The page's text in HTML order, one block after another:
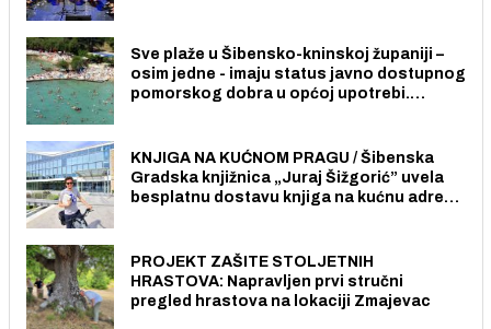
Sve plaže u Šibensko-kninskoj županiji –
osim jedne - imaju status javno dostupnog
pomorskog dobra u općoj upotrebi.
KNJIGA NA KUĆNOM PRAGU / Šibenska
Gradska knjižnica „Juraj Šižgorić” uvela
besplatnu dostavu knjiga na kućnu adresu
PROJEKT ZAŠITE STOLJETNIH
HRASTOVA: Napravljen prvi stručni
pregled hrastova na lokaciji Zmajevac